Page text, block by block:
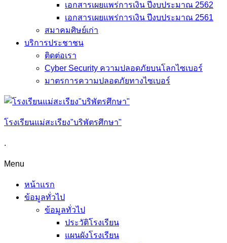
เอกสารเผยแพร่การเงิน ปีงบประมาณ 2562
เอกสารเผยแพร่การเงิน ปีงบประมาณ 2561
สมาคมศิษย์เก่า
บริการประชาชน
ติดต่อเรา
Cyber Security ความปลอดภัยบนโลกไซเบอร์
มาตรการความปลอดภัยทางไซเบอร์
โรงเรียนแม่สะเรียง"บริพัตรศึกษา"
.
Menu
หน้าแรก
ข้อมูลทั่วไป
ข้อมูลทั่วไป
ประวัติโรงเรียน
แผนผังโรงเรียน